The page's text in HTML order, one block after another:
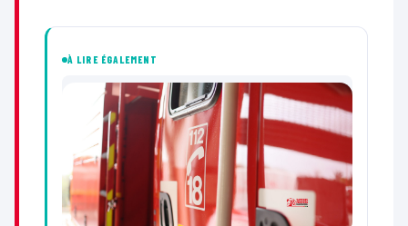
À LIRE ÉGALEMENT